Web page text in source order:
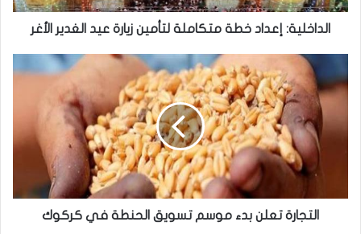
الأغر
الداخلية: إعداد خطة متكاملة لتأمين زيارة عيد الغدير الأغر
تعلن
بدء
موسم
الحنطة
كركوك
التجارة تعلن بدء موسم تسويق الحنطة في كركوك